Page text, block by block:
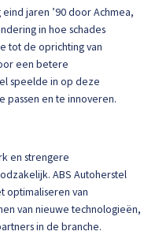
jaren ’90 door Achmea,
in hoe schades
tot de oprichting van
een betere
speelde in op deze
passen en te innoveren.
en strengere
ABS Autoherstel
optimaliseren van
van nieuwe technologieën,
in de branche.